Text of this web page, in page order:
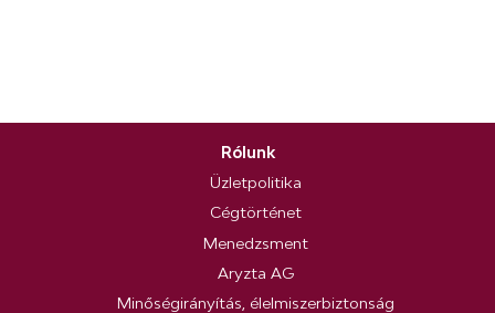
Rólunk
Üzletpolitika
Cégtörténet
Menedzsment
Aryzta AG
Minőségirányítás, élelmiszerbiztonság